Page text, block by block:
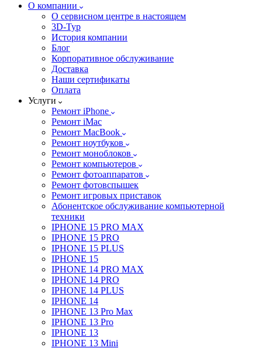
О компании
О сервисном центре в настоящем
3D-Тур
История компании
Блог
Корпоративное обслуживание
Доставка
Наши сертификаты
Оплата
Услуги
Ремонт iPhone
Ремонт iMac
Ремонт MacBook
Ремонт ноутбуков
Ремонт моноблоков
Ремонт компьютеров
Ремонт фотоаппаратов
Ремонт фотовспышек
Ремонт игровых приставок
Абонентское обслуживание компьютерной
техники
IPHONE 15 PRO MAX
IPHONE 15 PRO
IPHONE 15 PLUS
IPHONE 15
IPHONE 14 PRO MAX
IPHONE 14 PRO
IPHONE 14 PLUS
IPHONE 14
IPHONE 13 Pro Max
IPHONE 13 Pro
IPHONE 13
IPHONE 13 Mini